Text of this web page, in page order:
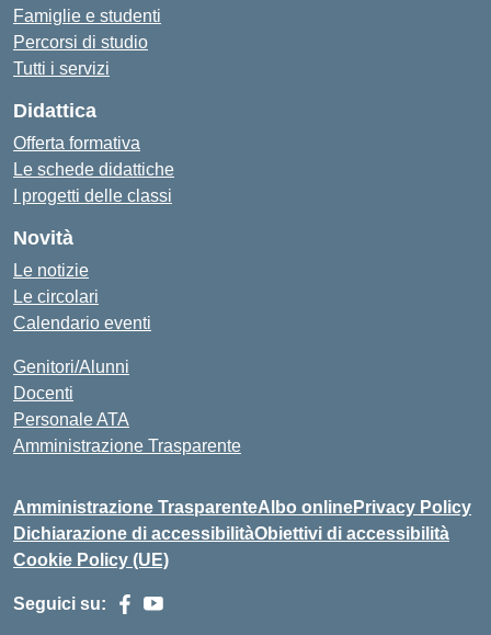
Famiglie e studenti
Percorsi di studio
Tutti i servizi
Didattica
Offerta formativa
Le schede didattiche
I progetti delle classi
Novità
Le notizie
Le circolari
Calendario eventi
Genitori/Alunni
Docenti
Personale ATA
Amministrazione Trasparente
Amministrazione TrasparenteAlbo onlinePrivacy Policy
Dichiarazione di accessibilitàObiettivi di accessibilità
Cookie Policy (UE)
Seguici su: